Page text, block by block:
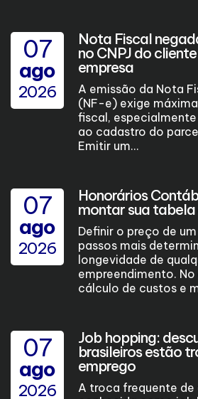
07
ago
2026
Nota Fiscal
no CNPJ do
empresa
A emissão da Nota
(NF-e) exige
fiscal,
ao cadastro do
Emitir um...
07
ago
2026
Honorários
montar sua
Definir o preço de
passos mais
longevidade de
empreendimento.
cálculo de custos e
07
ago
2026
Job hopping:
brasileiros estão
emprego
A troca frequente de